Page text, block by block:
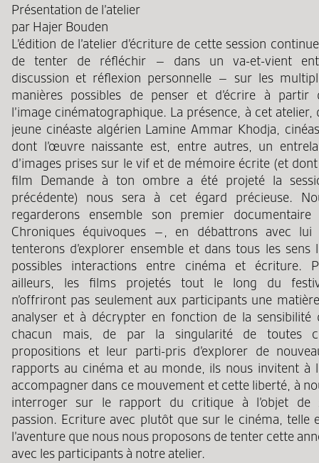
Présentation de l’atelier
par Hajer Bouden
L’édition de l’atelier d’écriture de cette session
de tenter de réfléchir – dans un va-et-vient
discussion et réflexion personnelle – sur les
manières possibles de penser et d’écrire à partir
l’image cinématographique. La présence, à cet atelier,
jeune cinéaste algérien Lamine Ammar Khodja,
dont l’œuvre naissante est, entre autres, un
d’images prises sur le vif et de mémoire écrite (et
film Demande à ton ombre a été projeté la
précédente) nous sera à cet égard précieuse.
regarderons ensemble son premier
Chroniques équivoques –, en débattrons avec lui
tenterons d’explorer ensemble et dans tous les sens
possibles interactions entre cinéma et écriture.
ailleurs, les films projetés tout le long du
n’offriront pas seulement aux participants une
analyser et à décrypter en fonction de la sensibilité
chacun mais, de par la singularité de toutes
propositions et leur parti-pris d’explorer de
rapports au cinéma et au monde, ils nous invitent à
accompagner dans ce mouvement et cette liberté, à
interroger sur le rapport du critique à l’objet de
passion. Ecriture avec plutôt que sur le cinéma, telle
l’aventure que nous nous proposons de tenter cette
avec les participants à notre atelier.